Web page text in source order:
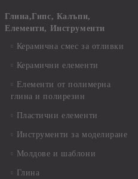
Глина,Гипс, Калъпи,
Елементи, Инструменти
Керамична смес за отливки
Керамични елементи
Елементи от полимерна
глина и полирезин
Пластични елементи
Инструменти за моделиране
Молдове и шаблони
Глина